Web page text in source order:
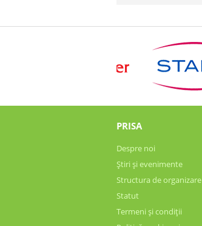
PRISA
Despre noi
Știri și evenimente
Structura de organizare
Statut
Termeni și condiții